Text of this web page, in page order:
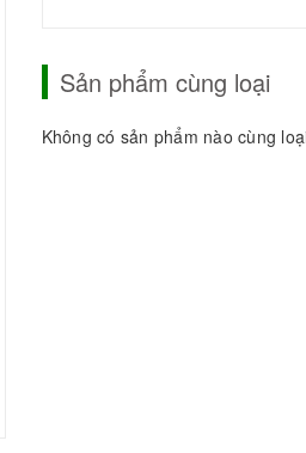
Sản phẩm cùng loại
Không có sản phẩm nào cùng